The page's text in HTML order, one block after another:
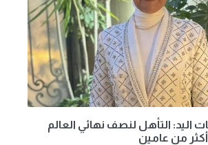
اليد: التأهل لنصف نهائي العالم
من عامين